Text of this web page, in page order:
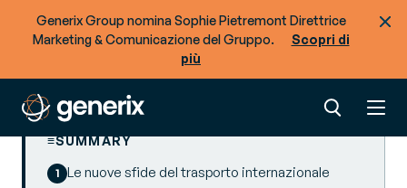
Generix Group nomina Sophie Pietremont Direttrice
Marketing & Comunicazione del Gruppo.
Scopri di
più
SUMMARY
Le nuove sfide del trasporto internazionale